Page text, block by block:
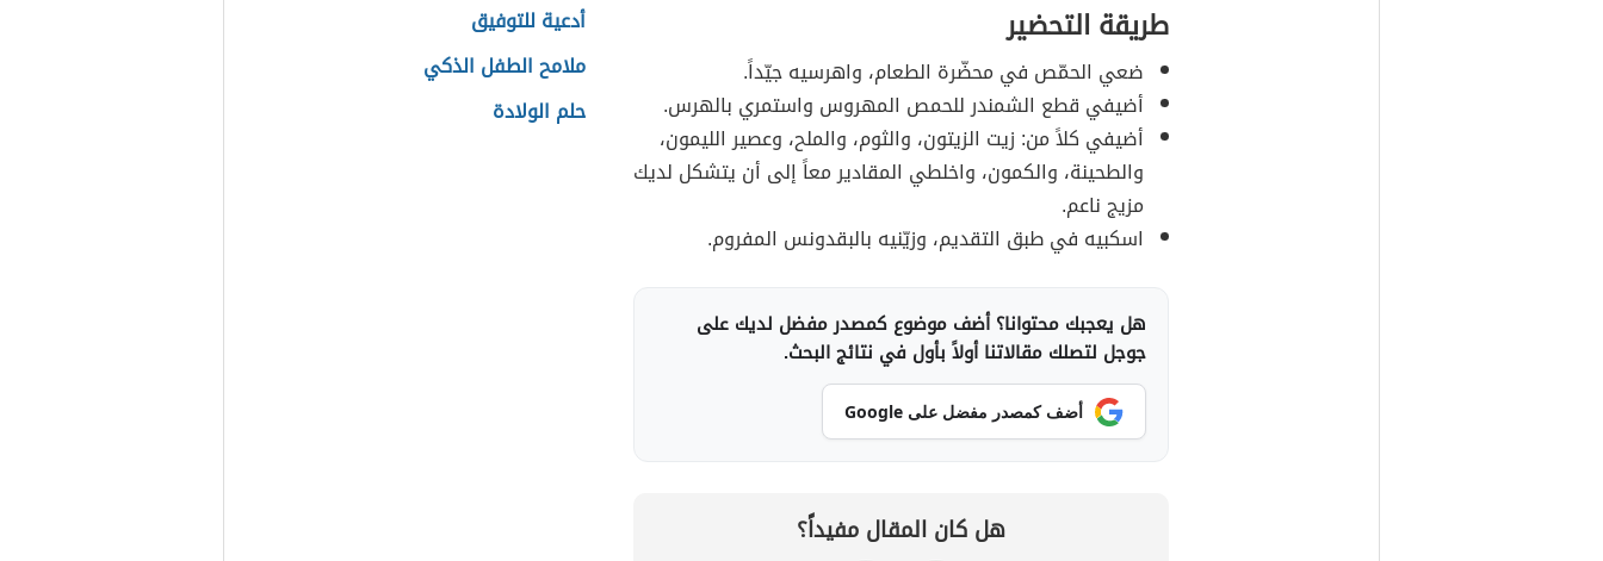
طريقة التحضير
ضعي الحمّص في محضّرة الطعام، واهرسيه جيّداً.
أضيفي قطع الشمندر للحمص المهروس واستمري بالهرس.
أضيفي كلاً من: زيت الزيتون، والثوم، والملح، وعصير الليمون،
والطحينة، والكمون، واخلطي المقادير معاً إلى أن يتشكل لديك
مزيج ناعم.
اسكبيه في طبق التقديم، وزيّنيه بالبقدونس المفروم.
هل يعجبك محتوانا؟ أضف موضوع كمصدر مفضل لديك على
جوجل لتصلك مقالاتنا أولاً بأول في نتائج البحث.
أضف كمصدر مفضل على Google
هل كان المقال مفيداً؟
أدعية للتوفيق
ملامح الطفل الذكي
حلم الولادة